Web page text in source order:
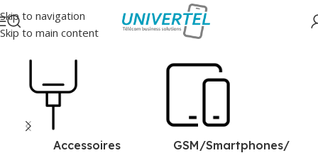
Skip to navigation
Skip to main content
Accueil /Doro
Accessoires
GSM/Smartphones/